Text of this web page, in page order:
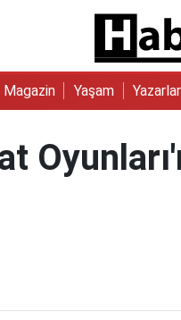
Magazin Yaşam Yazarlar